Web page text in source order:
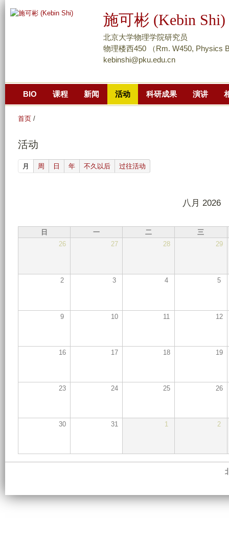
转
页
主
施可彬 (Kebin Shi)
北京大学物理学院研究员
物理楼西450 （Rm. W450, Physics
kebinshi@pku.edu.cn
BIO 课程 新闻 活动 科研成果 演讲
首页 /
活动
月 (active tab)
周 日 年 不久以后 过往活动
八月 2026
日 一 二
三
26
27 28 29
2 3 4 5
9 10 11 12
16 17 18 19
23 24 25 26
30 31 1 2